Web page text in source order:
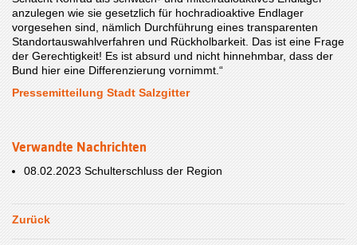
anzulegen wie sie gesetzlich für hochradioaktive Endlager
vorgesehen sind, nämlich Durchführung eines transparenten
Standortauswahlverfahren und Rückholbarkeit. Das ist eine Frage
der Gerechtigkeit! Es ist absurd und nicht hinnehmbar, dass der
Bund hier eine Differenzierung vornimmt.“
Pressemitteilung Stadt Salzgitter
Verwandte Nachrichten
08.02.2023 Schulterschluss der Region
Zurück